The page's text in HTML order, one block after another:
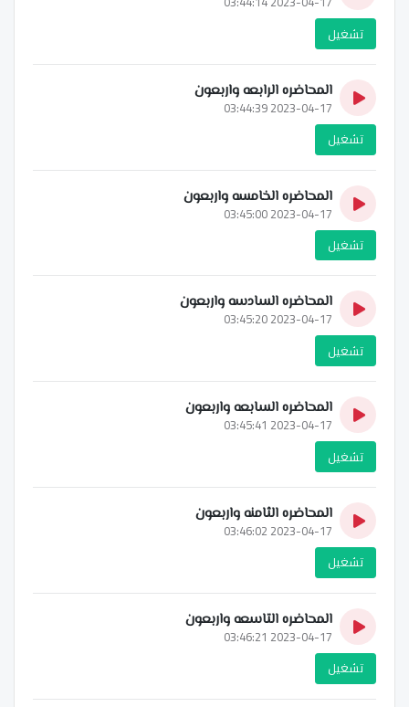
تشغيل
المحاضره الرابعه واربعون
2023-04-17 03:44:39
تشغيل
المحاضره الخامسه واربعون
2023-04-17 03:45:00
تشغيل
المحاضره السادسه واربعون
2023-04-17 03:45:20
تشغيل
المحاضره السابعه واربعون
2023-04-17 03:45:41
تشغيل
المحاضره الثامنه واربعون
2023-04-17 03:46:02
تشغيل
المحاضره التاسعه واربعون
2023-04-17 03:46:21
تشغيل